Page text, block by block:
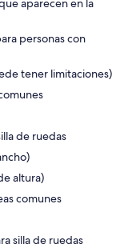
personas con
tener limitaciones)
de ruedas
altura)
comunes
silla de ruedas